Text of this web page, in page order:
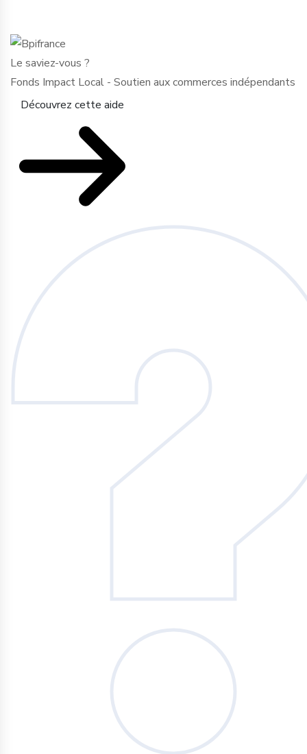
Le saviez-vous ?
Fonds Impact Local - Soutien aux commerces indépendants
Découvrez cette aide